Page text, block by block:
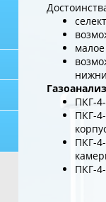
ПКГ-
ПКГ-
ПКГ-
ПКГ-